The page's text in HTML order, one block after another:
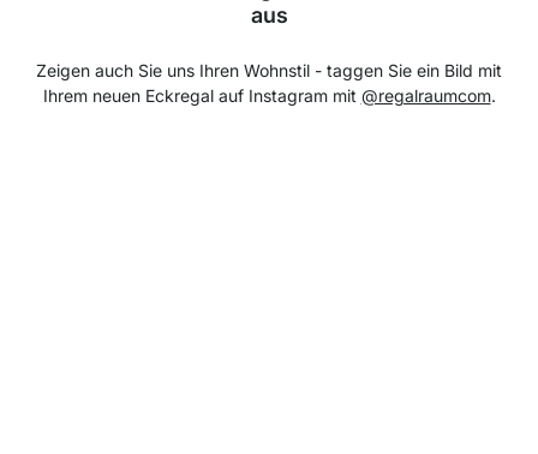
aus
Zeigen auch Sie uns Ihren Wohnstil - taggen Sie ein Bild mit
Ihrem neuen Eckregal auf Instagram mit @regalraumcom.